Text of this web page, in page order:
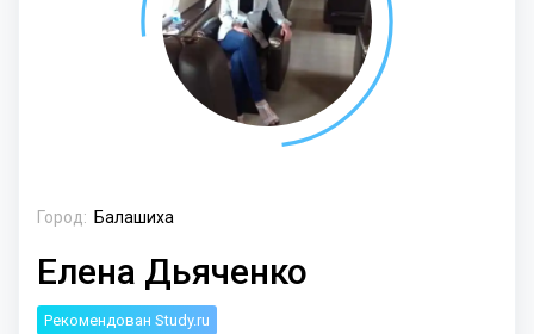
Город: Балашиха
Елена Дьяченко
Рекомендован Study.ru